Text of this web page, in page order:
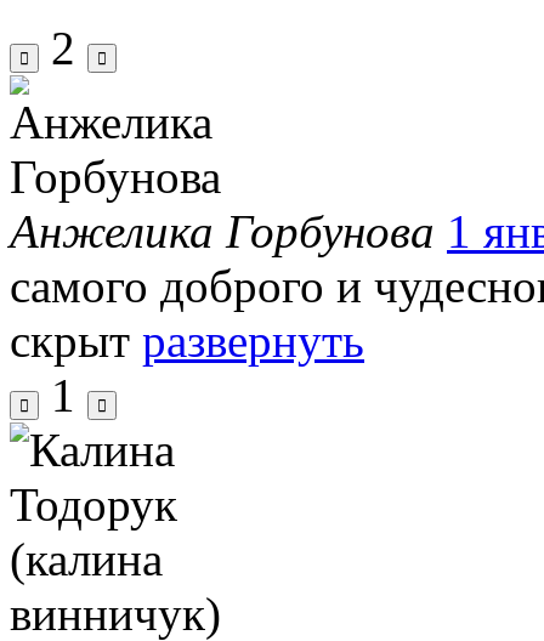
2
Анжелика Горбунова 1
самого доброго и
скрыт развернуть
1